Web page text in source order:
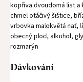
kopřiva dvoudomá list a
chmel otáčivý šištice,
vrbovka malokvětá nať,
obecný plod, alkohol,
rozmarýn
Dávkování